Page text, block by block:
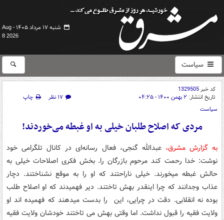
شنبه ۱۷ مرداد ۱۴۰۵ -
Aug
8 2026
سیاست
کد خبر1329505
تاریخ انتشار: ۲ بهمن ۱۴۰۰ - ۰۴:۲۵ ۱۷ نظر
چاپ
سیاست
مردی که اصلاح طلبان خیلی به او غبطه می‌خوردند!
به گزارش مشرق، عبدالله گنجی، فعال رسانه‌ای در کانال تلگرامی خود
نوشت: خدا رحمت کند مرحوم بازرگان را. بخش فکری اصلاحات خیلی به
حالش غبطه میخورند. خیلی ناراحتند که او را به موقع نشناختند. دچار
عذاب وجدانند که چرا اینقدر بهش تاختند. دیر فهمیدند که او اصلاح طلب
بوده نه انقلابی. دقت در چرایی، این را بدست میدهند که فهمیده اند او
ولایت فقیه را قبول نداشت. اما وقتی بهش می تاختند خودشان ولایت فقیه